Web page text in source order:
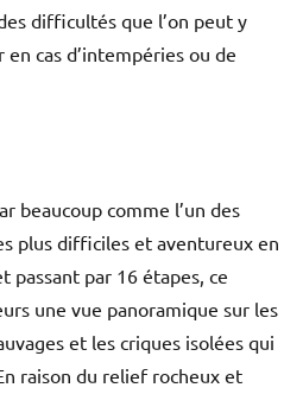
difficultés que l’on peut y
cas d’intempéries ou de
beaucoup comme l’un des
plus difficiles et aventureux en
passant par 16 étapes, ce
une vue panoramique sur les
et les criques isolées qui
raison du relief rocheux et